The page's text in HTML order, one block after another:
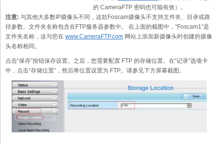
的 CameraFTP 密码也可能有效）。
注意: 与其他大多数IP摄像头不同，这款Foscam摄像头不支持文件夹、目录或路
径参数。文件夹名称包含在FTP服务器参数中。 在上面的截图中，“Foscam1”是
文件夹名称，这与您在 www.CameraFTP.com 网站上添加新摄像头时创建的摄像
头名称相同。
点击“保存”按钮保存设置。之后，您需要配置 FTP 的存储位置。在“记录”选项卡
中，点击“存储位置”，然后将位置设置为 FTP。请参见下方屏幕截图。